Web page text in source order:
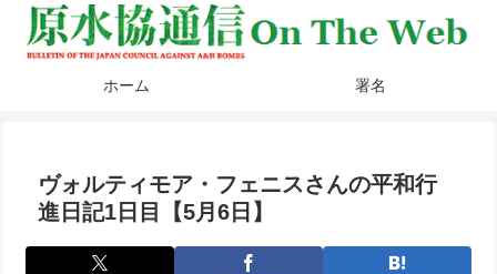
ホーム 署名
ヴォルティモア・フェニスさんの平和行
進日記1日目【5月6日】